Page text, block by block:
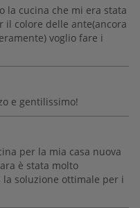
la cucina che mi era stata
il colore delle ante(ancora
voglio fare i
e gentilissimo!
per la mia casa nuova
è stata molto
soluzione ottimale per i